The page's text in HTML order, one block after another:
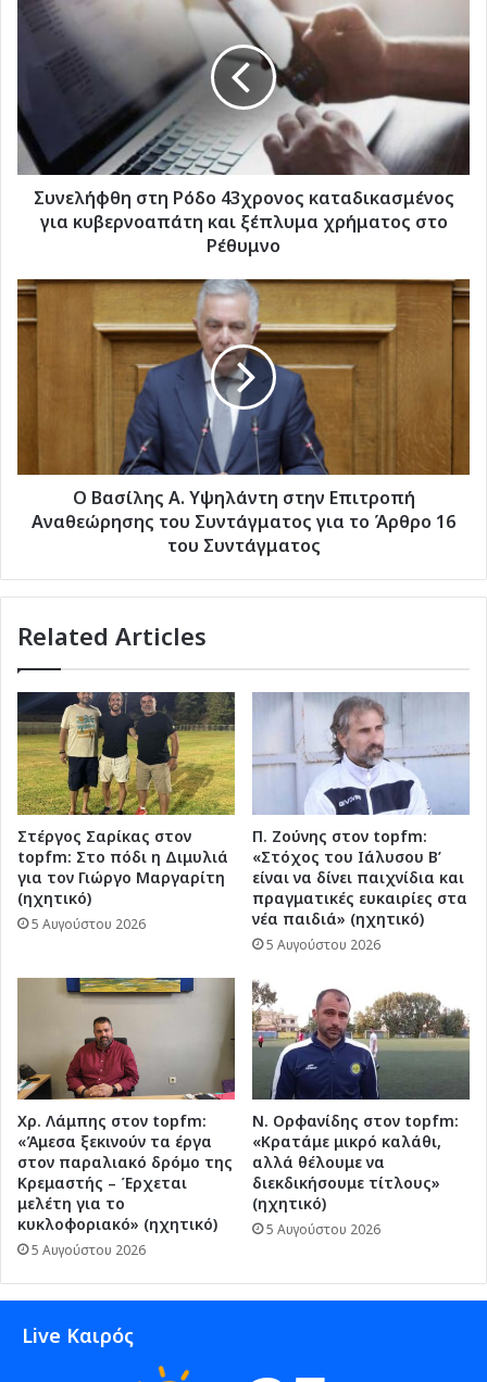
Ρόδο
43χρονος
καταδικασμένος
για
κυβερνοαπάτη
και
ξέπλυμα
χρήματος
Συνελήφθη στη Ρόδο 43χρονος καταδικασμένος
για κυβερνοαπάτη και ξέπλυμα χρήματος στο
Ρέθυμνο
Ο
Βασίλης
Α.
Συντάγματος
του
Ο Βασίλης Α. Υψηλάντη στην Επιτροπή
Αναθεώρησης του Συντάγματος για το Άρθρο 16
του Συντάγματος
Related Articles
Στέργος Σαρίκας στον
topfm: Στο πόδι η Διμυλιά
για τον Γιώργο Μαργαρίτη
(ηχητικό)
5 Αυγούστου 2026
Π. Ζούνης στον topfm:
«Στόχος του Ιάλυσου Β’
είναι να δίνει παιχνίδια και
πραγματικές ευκαιρίες στα
νέα παιδιά» (ηχητικό)
5 Αυγούστου 2026
Χρ. Λάμπης στον topfm:
«Άμεσα ξεκινούν τα έργα
στον παραλιακό δρόμο της
Κρεμαστής – Έρχεται
μελέτη για το
κυκλοφοριακό» (ηχητικό)
5 Αυγούστου 2026
Ν. Ορφανίδης στον topfm:
«Κρατάμε μικρό καλάθι,
αλλά θέλουμε να
διεκδικήσουμε τίτλους»
(ηχητικό)
5 Αυγούστου 2026
Live Καιρός